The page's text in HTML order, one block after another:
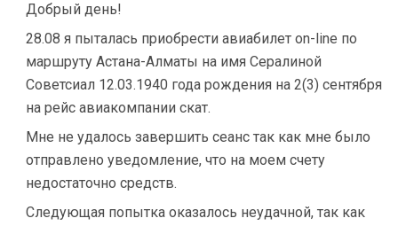
Добрый день!
28.08 я пыталась приобрести авиабилет on-line по
маршруту Астана-Алматы на имя Сералиной
Советсиал 12.03.1940 года рождения на 2(3) сентября
на рейс авиакомпании скат.
Мне не удалось завершить сеанс так как мне было
отправлено уведомление, что на моем счету
недостаточно средств.
Следующая попытка оказалось неудачной, так как